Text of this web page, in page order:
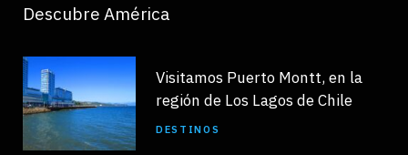
Descubre América
Visitamos Puerto Montt, en la
región de Los Lagos de Chile
DESTINOS